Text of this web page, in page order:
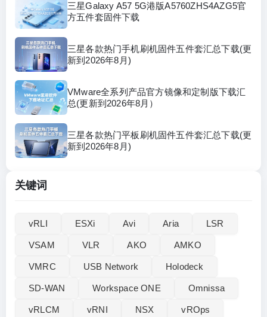
三星Galaxy A57 5G港版A5760ZHS4AZG5官
方五件套固件下载
三星各款热门手机刷机固件五件套汇总下载(更
新到2026年8月)
VMware全系列产品官方镜像和定制版下载汇
总(更新到2026年8月）
三星各款热门平板刷机固件五件套汇总下载(更
新到2026年8月)
关键词
vRLI‌ ESXi Avi Aria LSR
VSAM VLR AKO AMKO
VMRC USB Network Holodeck
SD-WAN Workspace ONE Omnissa
vRLCM vRNI NSX vROps